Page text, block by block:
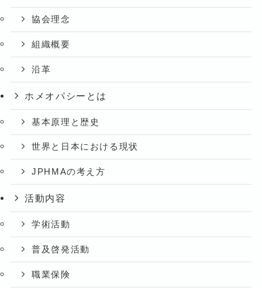
協会理念
組織概要
沿革
ホメオパシーとは
基本原理と歴史
世界と日本における現状
JPHMAの考え方
活動内容
学術活動
普及啓発活動
職業保険